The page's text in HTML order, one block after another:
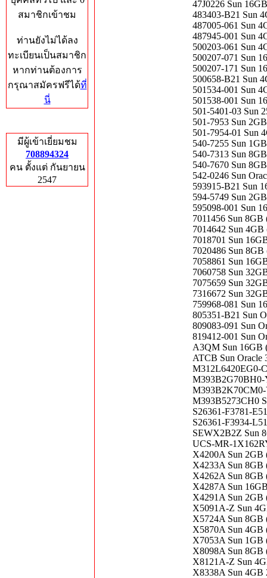
สมาชิกเข้าชม
ท่านยังไม่ได้ลง
ทะเบียนเป็นสมาชิก
หากท่านต้องการ
กรุณาสมัครฟรีได้ที่
นี่
มีผู้เข้าเยี่ยมชม
708894324
คน ตั้งแต่ กันยายน
2547
47J0226 Sun
483403-B21 Sun
487005-061 Sun
487945-001 Sun
500203-061 Sun
500207-071 Sun
500207-171 Sun
500658-B21 Sun
501534-001 Sun
501538-001 Sun
501-5401-03 Sun
501-7953 Sun
501-7954-01 Sun
540-7255 Sun
540-7313 Sun
540-7670 Sun
542-0246 Sun
593915-B21 Sun
594-5749 Sun
595098-001 Sun
7011456 Sun
7014642 Sun
7018701 Sun
7020486 Sun
7058861 Sun
7060758 Sun
7075659 Sun
7316672 Sun
759968-081 Sun
805351-B21 Sun
809083-091 Sun
819412-001 Sun
A3QM Sun 16GB
ATCB Sun Oracle
M312L6420EG0-
M393B2G70BH0-
M393B5273CH0
S26361-F3781-
S26361-F3934-
SEWX2B2Z Sun
UCS-MR-
X4200A Sun 2GB
X4233A Sun 8GB
X4262A Sun 8GB
X4287A Sun
X4291A Sun 2GB
X5091A-Z Sun
X5724A Sun 8GB
X5870A Sun 4GB
X7053A Sun 1GB
X8098A Sun 8GB
X8121A-Z Sun
X8338A Sun 4GB